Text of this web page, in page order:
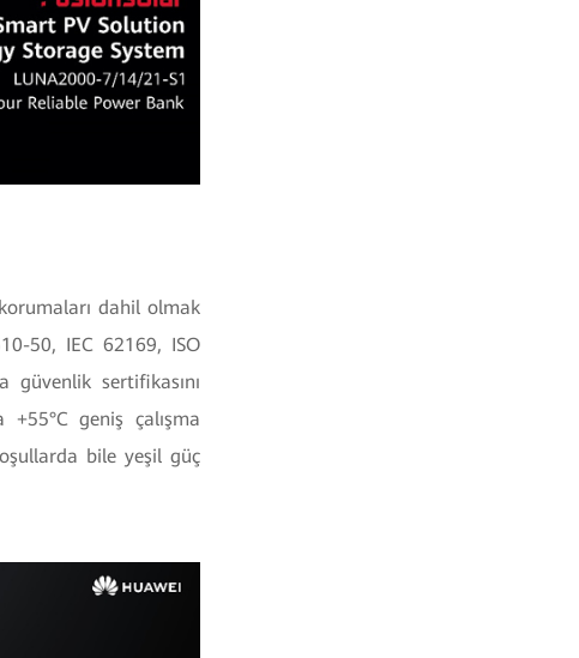
dahil olmak
50, IEC 62169, ISO
sertifikasını
geniş çalışma
bile yeşil güç